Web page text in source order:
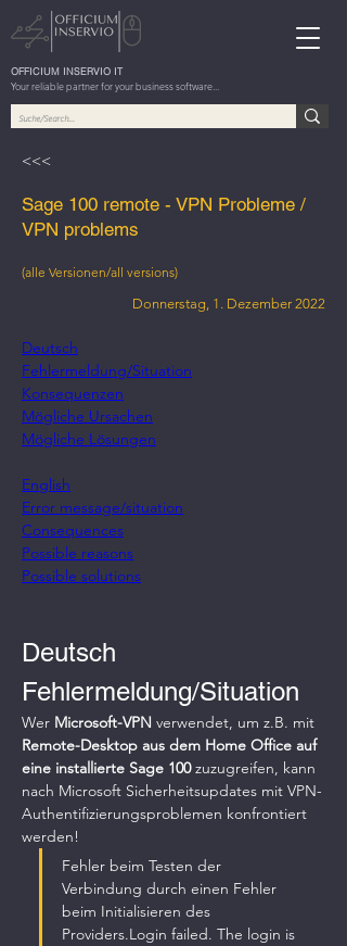
OFFICIUM INSERVIO IT
Your reliable partner for your business software...
<<<
Sage 100 remote - VPN Probleme /
VPN problems
(alle Versionen/all versions)
Donnerstag, 1. Dezember 2022
Deutsch
Fehlermeldung/Situation
Konsequenzen
Mögliche Ursachen
Mögliche Lösungen
English
Error message/situation
Consequences
Possible reasons
Possible solutions
Deutsch
Fehlermeldung/Situation
Wer Microsoft-VPN verwendet, um z.B. mit
Remote-Desktop aus dem Home Office auf
eine installierte Sage 100 zuzugreifen, kann
nach Microsoft Sicherheitsupdates mit VPN-
Authentifizierungsproblemen konfrontiert
werden!
Fehler beim Testen der
Verbindung durch einen Fehler
beim Initialisieren des
Providers.Login failed. The login is